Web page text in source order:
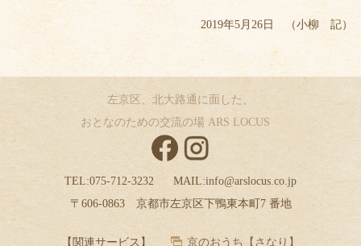
2019年5月26日 （小柳 記）
左京区、北大路通に面した、
おとなのための交流の場 ARS LOCUS
TEL:075-712-3232 MAIL:info@arslocus.co.jp
〒606-0863 京都市左京区下鴨東本町7 番地
【関連サービス】 京のおうち【さなり】